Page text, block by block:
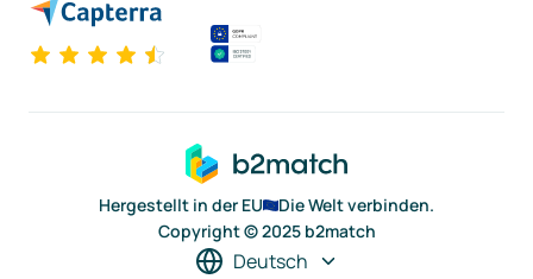
Hergestellt in der EU
Die Welt verbinden.
Copyright © 2025 b2match
Deutsch